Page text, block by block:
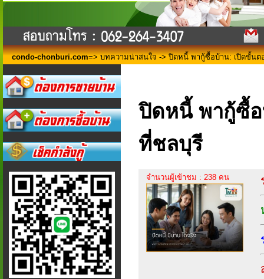
condo-chonburi.com=> บทความน่าสนใจ -> ปิดหนี้ พากู้ซื้อบ้าน: เปิดขั้นต
ปิดหนี้ พากู้ซื้
ที่ชลบุรี
จำนวนผู้เข้าชม : 238 คน